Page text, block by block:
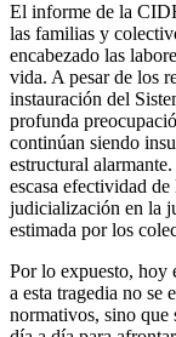
El informe de la
las familias y
encabezado las
vida. A pesar de los
instauración del
profunda
continúan siendo
estructural
escasa efectividad
judicialización en la
estimada por los
Por lo expuesto, hoy
a esta tragedia no se
normativos, sino que